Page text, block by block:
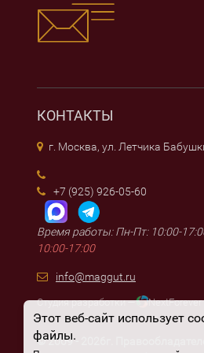
Этот веб-сайт использует
файлы.
КОНТАКТЫ
г. Москва, ул. Летчика
+7 (925) 926-05-60
Время работы: Пн-Пт: 10:00-
10:00-17:00
info@maggut.ru
Студия разработки — NextForever
© 2009 - 2026г.